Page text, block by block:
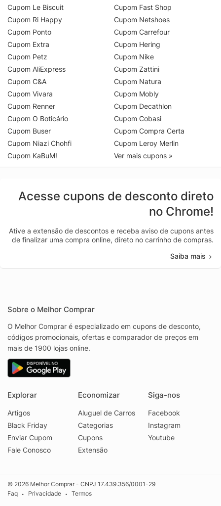
Cupom Le Biscuit
Cupom Ri Happy
Cupom Ponto
Cupom Extra
Cupom Petz
Cupom AliExpress
Cupom C&A
Cupom Vivara
Cupom Renner
Cupom O Boticário
Cupom Buser
Cupom Niazi Chohfi
Cupom KaBuM!
Cupom Fast Shop
Cupom Netshoes
Cupom Carrefour
Cupom Hering
Cupom Nike
Cupom Zattini
Cupom Natura
Cupom Mobly
Cupom Decathlon
Cupom Cobasi
Cupom Compra Certa
Cupom Leroy Merlin
Ver mais cupons »
Acesse cupons de desconto direto
no Chrome!
Ative a extensão de descontos e receba aviso de cupons antes
de finalizar uma compra online, direto no carrinho de compras.
Saiba mais
Sobre o Melhor Comprar
O Melhor Comprar é especializado em cupons de desconto,
códigos promocionais, ofertas e comparador de preços em
mais de 1900 lojas online.
Explorar
Artigos
Black Friday
Enviar Cupom
Fale Conosco
Economizar
Aluguel de Carros
Categorias
Cupons
Extensão
Siga-nos
Facebook
Instagram
Youtube
© 2026 Melhor Comprar - CNPJ 17.439.356/0001-29
Faq
• Privacidade • Termos